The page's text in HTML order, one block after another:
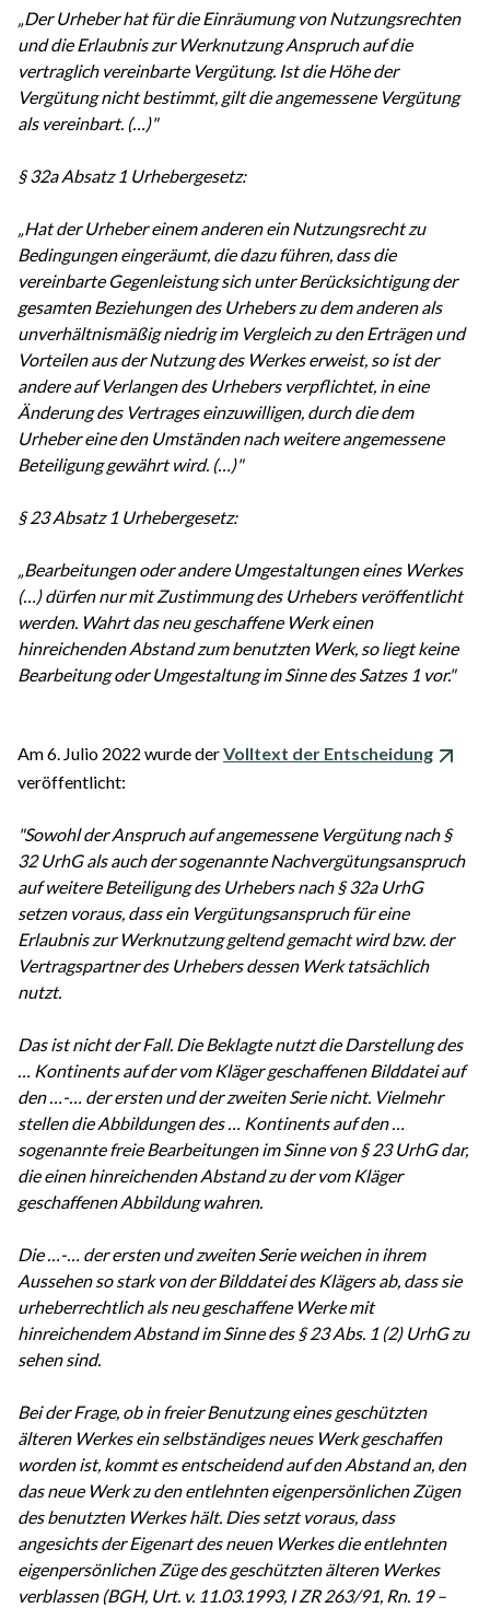
„Der Urheber hat für die Einräumung von Nutzungsrechten
und die Erlaubnis zur Werknutzung Anspruch auf die
vertraglich vereinbarte Vergütung. Ist die Höhe der
Vergütung nicht bestimmt, gilt die angemessene Vergütung
als vereinbart. (…)"
§ 32a Absatz 1 Urhebergesetz:
„Hat der Urheber einem anderen ein Nutzungsrecht zu
Bedingungen eingeräumt, die dazu führen, dass die
vereinbarte Gegenleistung sich unter Berücksichtigung der
gesamten Beziehungen des Urhebers zu dem anderen als
unverhältnismäßig niedrig im Vergleich zu den Erträgen und
Vorteilen aus der Nutzung des Werkes erweist, so ist der
andere auf Verlangen des Urhebers verpflichtet, in eine
Änderung des Vertrages einzuwilligen, durch die dem
Urheber eine den Umständen nach weitere angemessene
Beteiligung gewährt wird. (…)"
§ 23 Absatz 1 Urhebergesetz:
„Bearbeitungen oder andere Umgestaltungen eines Werkes
(…) dürfen nur mit Zustimmung des Urhebers veröffentlicht
werden. Wahrt das neu geschaffene Werk einen
hinreichenden Abstand zum benutzten Werk, so liegt keine
Bearbeitung oder Umgestaltung im Sinne des Satzes 1 vor."
Am 6. Julio 2022 wurde derVolltext der Entscheidung
veröffentlicht:
"Sowohl der Anspruch auf angemessene Vergütung nach §
32 UrhG als auch der sogenannte Nachvergütungsanspruch
auf weitere Beteiligung des Urhebers nach § 32a UrhG
setzen voraus, dass ein Vergütungsanspruch für eine
Erlaubnis zur Werknutzung geltend gemacht wird bzw. der
Vertragspartner des Urhebers dessen Werk tatsächlich
nutzt.
Das ist nicht der Fall. Die Beklagte nutzt die Darstellung des
… Kontinents auf der vom Kläger geschaffenen Bilddatei auf
den …-… der ersten und der zweiten Serie nicht. Vielmehr
stellen die Abbildungen des … Kontinents auf den …
sogenannte freie Bearbeitungen im Sinne von § 23 UrhG dar,
die einen hinreichenden Abstand zu der vom Kläger
geschaffenen Abbildung wahren.
Die …-… der ersten und zweiten Serie weichen in ihrem
Aussehen so stark von der Bilddatei des Klägers ab, dass sie
urheberrechtlich als neu geschaffene Werke mit
hinreichendem Abstand im Sinne des § 23 Abs. 1 (2) UrhG zu
sehen sind.
Bei der Frage, ob in freier Benutzung eines geschützten
älteren Werkes ein selbständiges neues Werk geschaffen
worden ist, kommt es entscheidend auf den Abstand an, den
das neue Werk zu den entlehnten eigenpersönlichen Zügen
des benutzten Werkes hält. Dies setzt voraus, dass
angesichts der Eigenart des neuen Werkes die entlehnten
eigenpersönlichen Züge des geschützten älteren Werkes
verblassen (BGH, Urt. v. 11.03.1993, I ZR 263/91, Rn. 19 –